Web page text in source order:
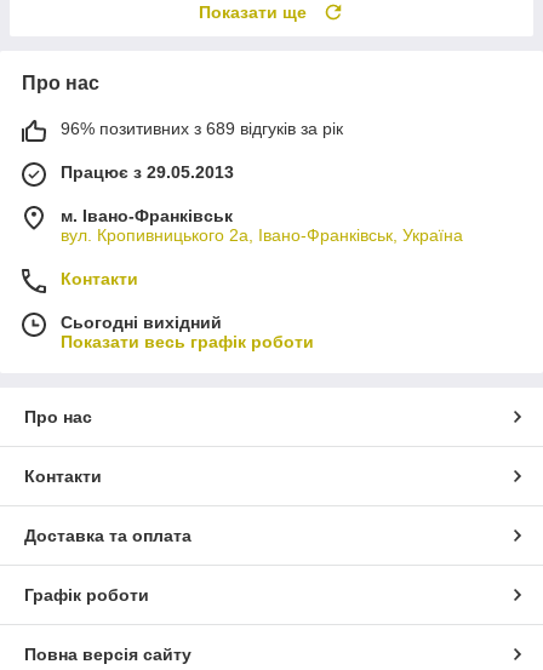
Показати ще
Про нас
96% позитивних з 689 відгуків за рік
Працює з 29.05.2013
м. Івано-Франківськ
вул. Кропивницького 2а, Івано-Франківськ, Україна
Контакти
Сьогодні вихідний
Показати весь графік роботи
Про нас
Контакти
Доставка та оплата
Графік роботи
Повна версія сайту